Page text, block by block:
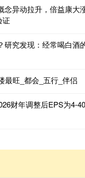
异动拉升，倍益康大
证
研究发现：经常喝白酒
最旺_都会_五行_伴侣
财年调整后EPS为4-